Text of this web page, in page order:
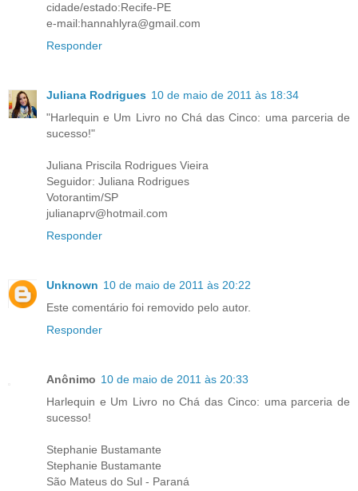
cidade/estado:Recife-PE
e-mail:hannahlyra@gmail.com
Responder
Juliana Rodrigues 10 de maio de 2011 às 18:34
"Harlequin e Um Livro no Chá das Cinco: uma parceria de
sucesso!"
Juliana Priscila Rodrigues Vieira
Seguidor: Juliana Rodrigues
Votorantim/SP
julianaprv@hotmail.com
Responder
Unknown 10 de maio de 2011 às 20:22
Este comentário foi removido pelo autor.
Responder
Anônimo 10 de maio de 2011 às 20:33
Harlequin e Um Livro no Chá das Cinco: uma parceria de
sucesso!
Stephanie Bustamante
Stephanie Bustamante
São Mateus do Sul - Paraná